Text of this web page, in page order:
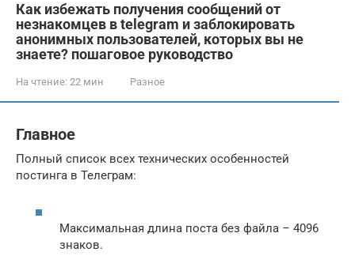
Как избежать получения сообщений от
незнакомцев в telegram и заблокировать
анонимных пользователей, которых вы не
знаете? пошаговое руководство
На чтение: 22 мин Разное
Главное
Полный список всех технических особенностей
постинга в Телеграм:
Максимальная длина поста без файла – 4096
знаков.